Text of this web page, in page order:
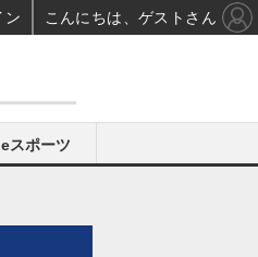
eスポーツ
ン こんにちは、ゲストさん